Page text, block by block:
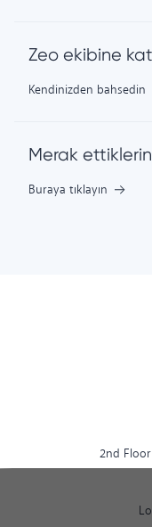
Zeo ekibine
Kendinizden bahsedin
Merak
Buraya tıklayın
2nd